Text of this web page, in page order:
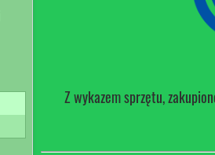
Z wykazem sprzętu,